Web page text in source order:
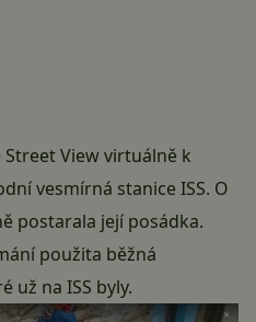
Street View virtuálně k
vesmírná stanice ISS. O
postarala její posádka.
použita běžná
už na ISS byly.